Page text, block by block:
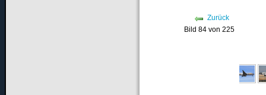
Zurück
Bild 84 von 225